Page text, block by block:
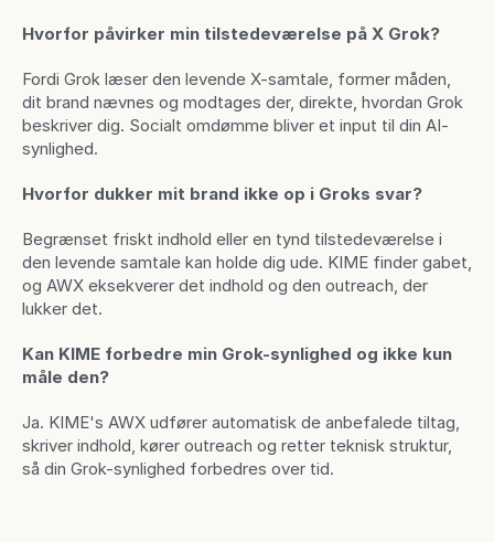
Hvorfor påvirker min tilstedeværelse på X Grok?
Fordi Grok læser den levende X-samtale, former måden,
dit brand nævnes og modtages der, direkte, hvordan Grok
beskriver dig. Socialt omdømme bliver et input til din AI-
synlighed.
Hvorfor dukker mit brand ikke op i Groks svar?
Begrænset friskt indhold eller en tynd tilstedeværelse i
den levende samtale kan holde dig ude. KIME finder gabet,
og AWX eksekverer det indhold og den outreach, der
lukker det.
Kan KIME forbedre min Grok-synlighed og ikke kun
måle den?
Ja. KIME's AWX udfører automatisk de anbefalede tiltag,
skriver indhold, kører outreach og retter teknisk struktur,
så din Grok-synlighed forbedres over tid.